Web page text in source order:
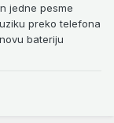
jedne pesme
preko telefona
bateriju